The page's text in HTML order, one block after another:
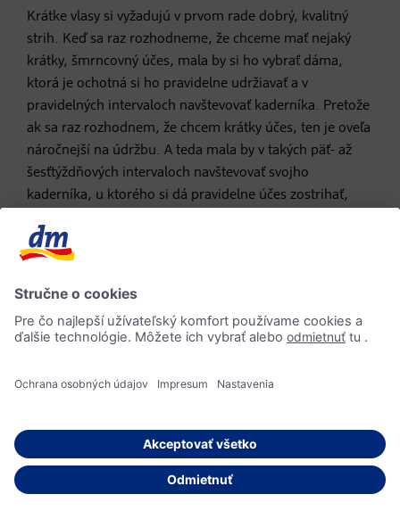
Krátke vlasy si vyžadujú v prvom rade dobrý, kvalitný
strih. Keď sa raz rozhodneme, že chceme mať nejaký
krátky, šmrncovný účes, mala by si ho vybrať dáma,
ktorá je ochotná si ho pravidelne udržiavať a v
pravidelných intervaloch navštevovať kaderníka. Pretože
ak sa raz rozhodnem, že chcem krátky účes, ten je oveľa
náročnejší na údržbu. A teda mala by v takých päť- až
šesťtýždňových intervaloch navštevovať svojho
kaderníka, u ktorého si dá pravidelne účes zostrihať,
krátke vlasy ja považujem na styling a na samotnú
údržbu a úpravu za jeden z najťažších účesov.
ku kaderníkovi a vôbec, ráno sa čo i len pätnásť minút
šesť týždňov. Ďalej sú to vhodne vybrané stylingové a
fixačné produkty. Krátky účes si často vyžaduje použitie
dobrého penového tužidla alebo dnes máme už aj veľmi